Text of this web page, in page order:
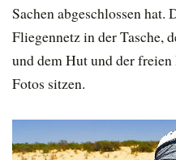
Sachen abgeschlossen hat.
Fliegennetz in der Tasche,
und dem Hut und der
Fotos sitzen.